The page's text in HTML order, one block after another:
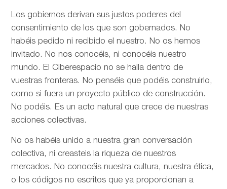
Los gobiernos derivan sus justos poderes del
consentimiento de los que son gobernados. No
habéis pedido ni recibido el nuestro. No os hemos
invitado. No nos conocéis, ni conocéis nuestro
mundo. El Ciberespacio no se halla dentro de
vuestras fronteras. No penséis que podéis construirlo,
como si fuera un proyecto público de construcción.
No podéis. Es un acto natural que crece de nuestras
acciones colectivas.
No os habéis unido a nuestra gran conversación
colectiva, ni creasteis la riqueza de nuestros
mercados. No conocéis nuestra cultura, nuestra ética,
o los códigos no escritos que ya proporcionan a